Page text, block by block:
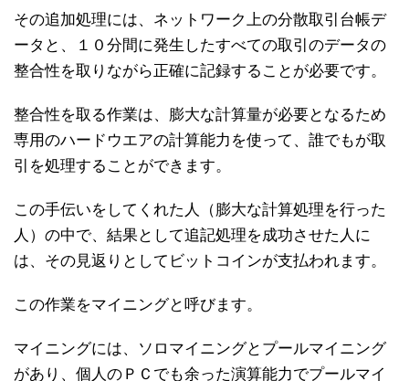
その追加処理には、ネットワーク上の分散取引台帳デ
ータと、１０分間に発生したすべての取引のデータの
整合性を取りながら正確に記録することが必要です。
整合性を取る作業は、膨大な計算量が必要となるため
専用のハードウエアの計算能力を使って、誰でもが取
引を処理することができます。
この手伝いをしてくれた人（膨大な計算処理を行った
人）の中で、結果として追記処理を成功させた人に
は、その見返りとしてビットコインが支払われます。
この作業をマイニングと呼びます。
マイニングには、ソロマイニングとプールマイニング
があり、個人のＰＣでも余った演算能力でプールマイ